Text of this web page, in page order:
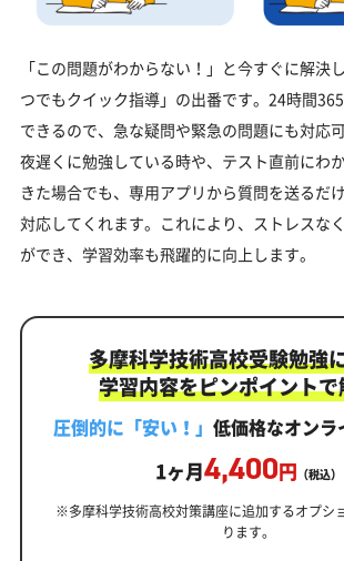
「この問題がわからない！」と今すぐに解決
つでもクイック指導」の出番です。24時間
できるので、急な疑問や緊急の問題にも対応
夜遅くに勉強している時や、テスト直前にわ
きた場合でも、専用アプリから質問を送るだ
対応してくれます。これにより、ストレスな
ができ、学習効率も飛躍的に向上します。
多摩科学技術高校受験勉強
学習内容をピンポイント
圧倒的に「安い！」 低価格なオン
1ヶ月4,400円 （税込）
※多摩科学技術高校対策講座に追加するオプシ
ります。